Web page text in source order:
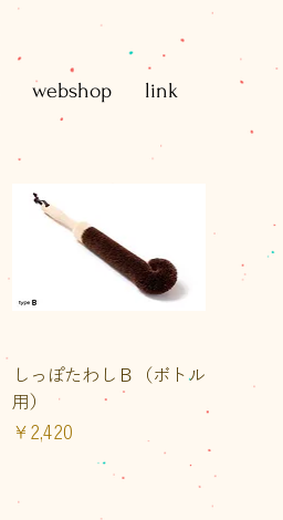
webshop link
クイックビュー
しっぽたわしＢ（ボトル
用）
価格
￥2,420